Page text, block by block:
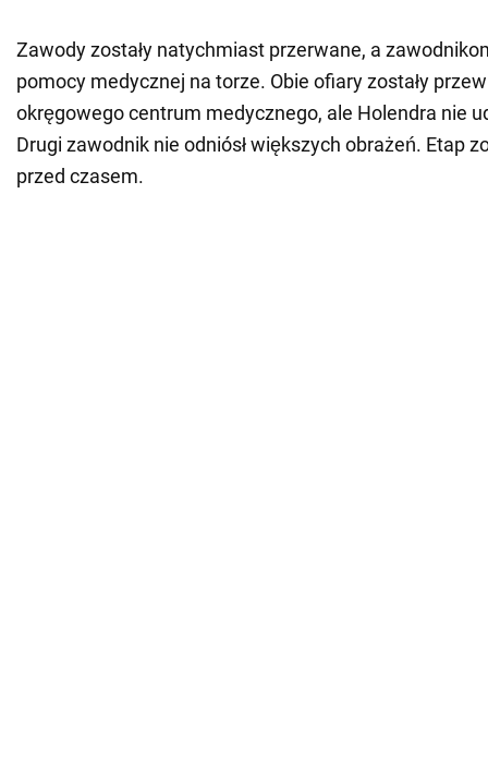
Zawody zostały natychmiast przerwane, a
pomocy medycznej na torze. Obie ofiary zostały
okręgowego centrum medycznego, ale Holendra nie
Drugi zawodnik nie odniósł większych obrażeń. Etap
przed czasem.